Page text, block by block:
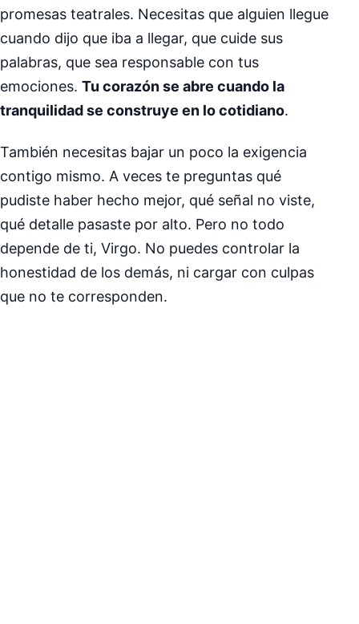
promesas teatrales. Necesitas que alguien llegue
cuando dijo que iba a llegar, que cuide sus
palabras, que sea responsable con tus
emociones. Tu corazón se abre cuando la
tranquilidad se construye en lo cotidiano.
También necesitas bajar un poco la exigencia
contigo mismo. A veces te preguntas qué
pudiste haber hecho mejor, qué señal no viste,
qué detalle pasaste por alto. Pero no todo
depende de ti, Virgo. No puedes controlar la
honestidad de los demás, ni cargar con culpas
que no te corresponden.